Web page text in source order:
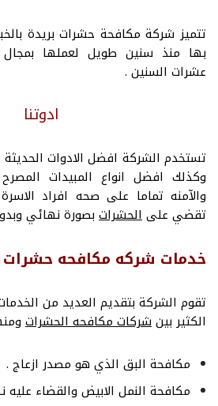
تتميز شركة مكافحة حشرات بريدة
بها منذ سنين طويل لعملها
عشرات السنين .
ادوتنا
تستخدم الشركة افضل الادوات
وكذلك افضل انواع المبيدات
والآمنه تماما على صحه افراد
تقضي علىالحشرات بصورة نهائي
خدمات شركه مكافحه حشرات
تقوم الشركة بتقديم العديد من
الكثير بينشركات مكافحه الحشرات
مكافحة البق الذي هو مصدر ازعاج .
مكافحة النمل الابيض والقضاء عليه